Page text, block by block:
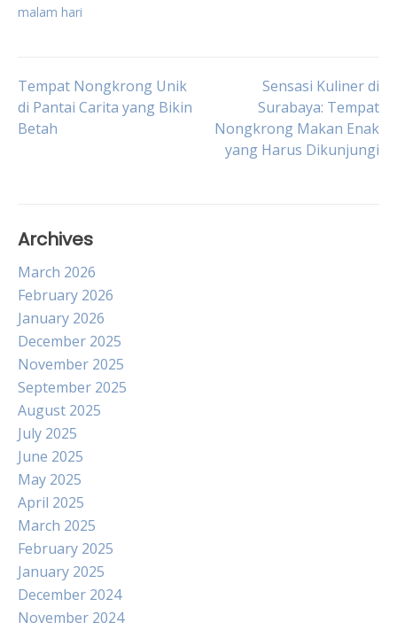
malam hari
Post
navigation
Tempat Nongkrong Unik
di Pantai Carita yang Bikin
Betah
Sensasi Kuliner di
Surabaya: Tempat
Nongkrong Makan Enak
yang Harus Dikunjungi
Archives
March 2026
February 2026
January 2026
December 2025
November 2025
September 2025
August 2025
July 2025
June 2025
May 2025
April 2025
March 2025
February 2025
January 2025
December 2024
November 2024